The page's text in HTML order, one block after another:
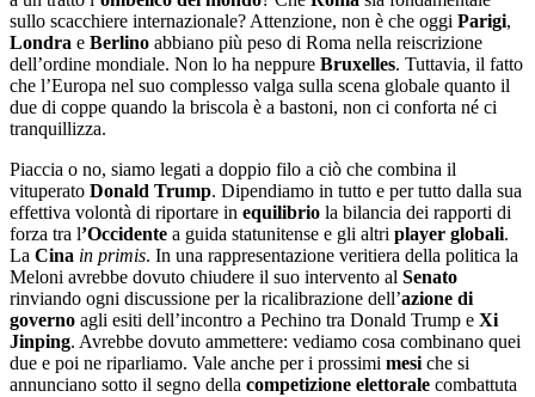
sullo scacchiere internazionale? Attenzione, non è che oggi Parigi,
Londra e Berlino abbiano più peso di Roma nella reiscrizione
dell’ordine mondiale. Non lo ha neppure Bruxelles. Tuttavia, il fatto
che l’Europa nel suo complesso valga sulla scena globale quanto il
due di coppe quando la briscola è a bastoni, non ci conforta né ci
tranquillizza.
Piaccia o no, siamo legati a doppio filo a ciò che combina il
vituperato Donald Trump. Dipendiamo in tutto e per tutto dalla sua
effettiva volontà di riportare in equilibrio la bilancia dei rapporti di
forza tra l’Occidente a guida statunitense e gli altri player globali.
La Cina in primis. In una rappresentazione veritiera della politica la
Meloni avrebbe dovuto chiudere il suo intervento al Senato
rinviando ogni discussione per la ricalibrazione dell’azione di
governo agli esiti dell’incontro a Pechino tra Donald Trump e Xi
Jinping. Avrebbe dovuto ammettere: vediamo cosa combinano quei
due e poi ne riparliamo. Vale anche per i prossimi mesi che si
annunciano sotto il segno della competizione elettorale combattuta